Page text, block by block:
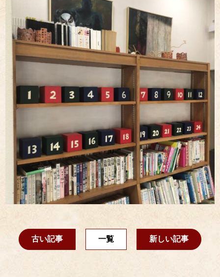
古い記事 一覧 新しい記事